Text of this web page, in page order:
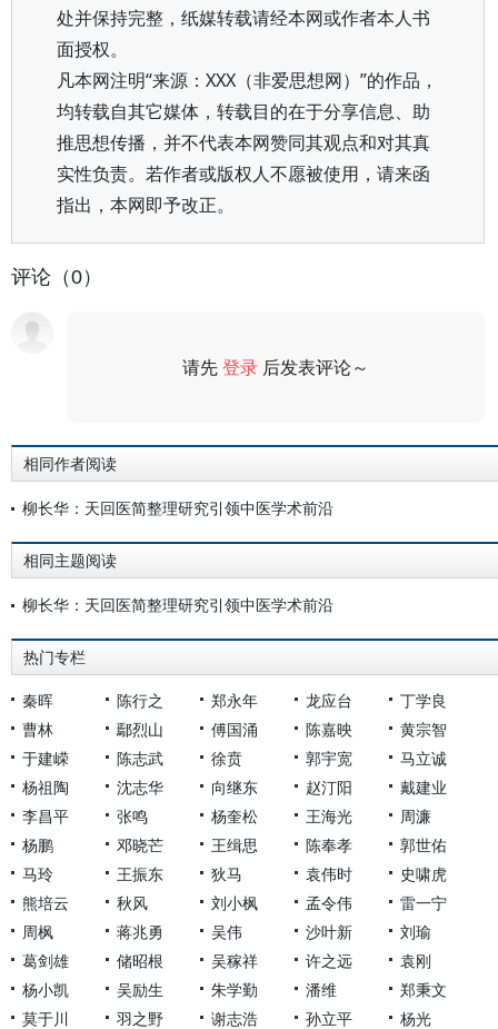
处并保持完整，纸媒转载请经本网或作者本人书
面授权。
凡本网注明“来源：XXX（非爱思想网）”的作品，
均转载自其它媒体，转载目的在于分享信息、助
推思想传播，并不代表本网赞同其观点和对其真
实性负责。若作者或版权人不愿被使用，请来函
指出，本网即予改正。
评论（0）
请先登录 后发表评论～
相同作者阅读
柳长华：天回医简整理研究引领中医学术前沿
相同主题阅读
柳长华：天回医简整理研究引领中医学术前沿
热门专栏
秦晖 陈行之 郑永年 龙应台
丁学良
曹林
鄢烈山 傅国涌 陈嘉映
黄宗智
于建嵘
陈志武 徐贲 郭宇宽
马立诚
杨祖陶
沈志华 向继东 赵汀阳
戴建业
李昌平
张鸣 杨奎松 王海光
周濂
杨鹏
邓晓芒 王缉思 陈奉孝
郭世佑
马玲
王振东 狄马 袁伟时
史啸虎
熊培云
秋风 刘小枫 孟令伟
雷一宁
周枫
蒋兆勇 吴伟 沙叶新
刘瑜
葛剑雄
储昭根 吴稼祥 许之远
袁刚
杨小凯
吴励生 朱学勤 潘维
郑秉文
莫于川
羽之野 谢志浩 孙立平 杨光